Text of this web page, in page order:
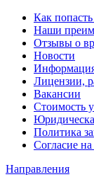
Как
Наши
Отзывы о
Новости
Лицензии,
Вакансии
Стоимость
Политика
Согласие
Направления